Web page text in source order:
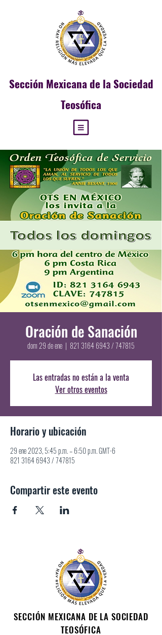
Sección Mexicana de la Sociedad
Teosófica
Oración de Sanación
dom 29 de ene
  |
821 3164 6943 / 747815
Las entradas no están a la venta
Ver otros eventos
Horario y ubicación
29 ene 2023, 5:45 p.m. – 6:50 p.m. GMT-6
821 3164 6943 / 747815
Compartir este evento
SECCIÓN MEXICANA DE LA SOCIEDAD
TEOSÓFICA